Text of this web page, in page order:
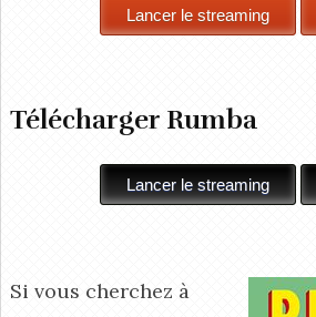
Télécharger Rumba
Si vous cherchez à